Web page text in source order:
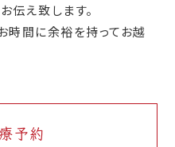
伝え致します。
時間に余裕を持ってお越
予約